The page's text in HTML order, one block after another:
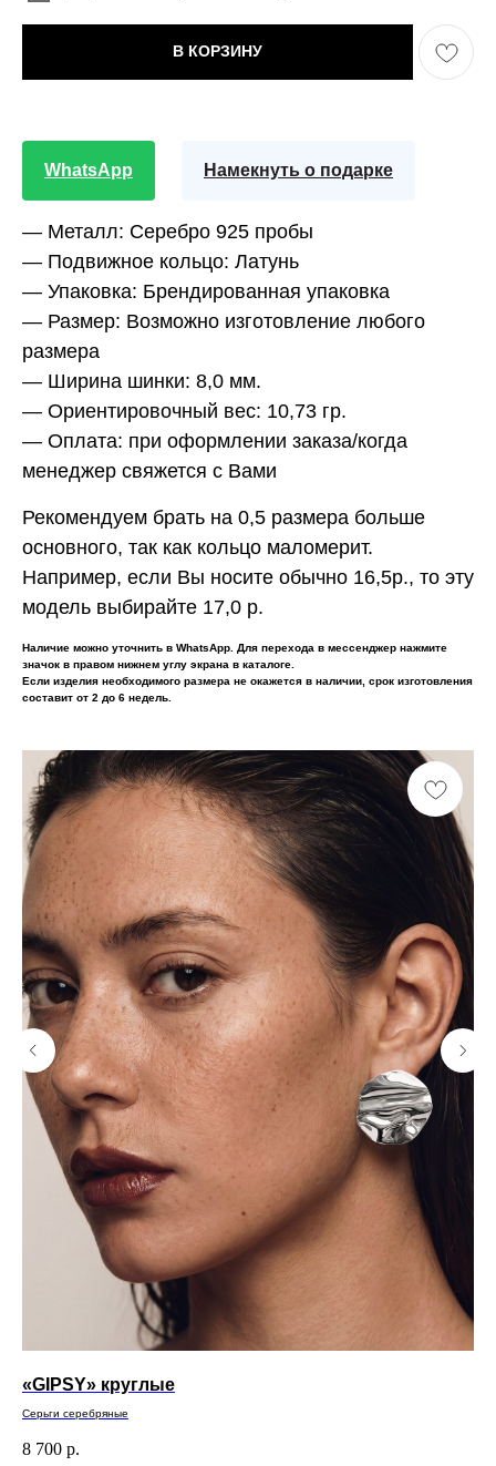
В КОРЗИНУ
WhatsApp Намекнуть о подарке
— Металл: Серебро 925 пробы
— Подвижное кольцо: Латунь
— Упаковка: Брендированная упаковка
— Размер: Возможно изготовление любого
размера
— Ширина шинки: 8,0 мм.
— Ориентировочный вес: 10,73 гр.
— Оплата: при оформлении заказа/когда
менеджер свяжется с Вами
Рекомендуем брать на 0,5 размера больше
основного, так как кольцо маломерит.
Например, если Вы носите обычно 16,5р., то эту
модель выбирайте 17,0 р.
Наличие можно уточнить в WhatsApp. Для перехода в мессенджер нажмите
значок в правом нижнем углу экрана в каталоге.
Если изделия необходимого размера не окажется в наличии, срок изготовления
составит от 2 до 6 недель.
«GIPSY» круглые
Серьги серебряные
8 700 р.